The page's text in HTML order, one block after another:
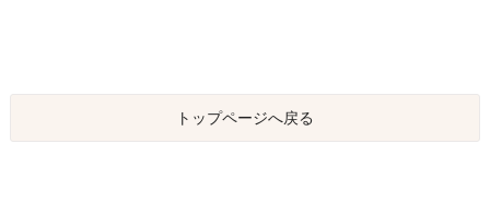
トップページへ戻る